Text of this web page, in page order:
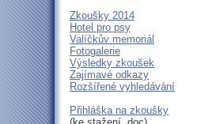
Zkoušky 2014
Hotel pro psy
Valíčkův memoriál
Fotogalerie
Výsledky zkoušek
Zajímavé odkazy
Rozšířené vyhledávání
Přihláška na zkoušky